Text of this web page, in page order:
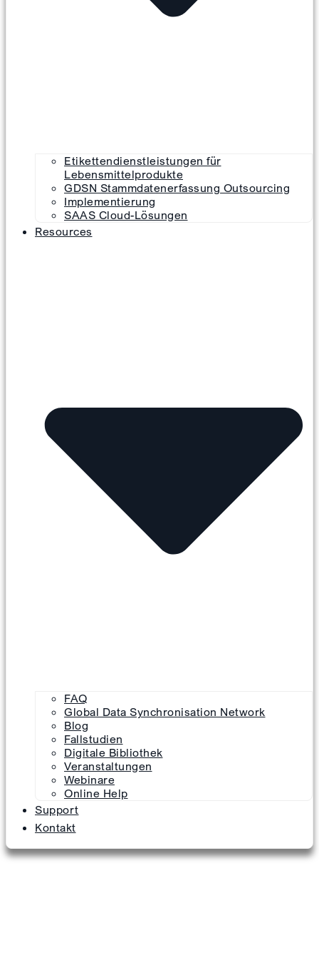
Etikettendienstleistungen für
Lebensmittelprodukte
GDSN Stammdatenerfassung Outsourcing
Implementierung
SAAS Cloud-Lösungen
Resources
FAQ
Global Data Synchronisation Network
Blog
Fallstudien
Digitale Bibliothek
Veranstaltungen
Webinare
Online Help
Support
Kontakt